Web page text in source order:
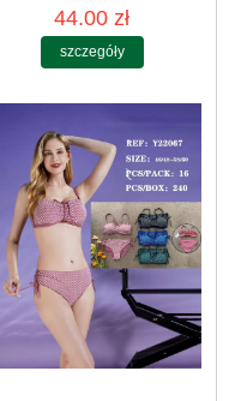
44.00 zł
szczegóły